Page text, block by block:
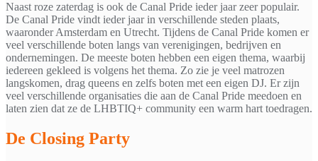
Naast roze zaterdag is ook de Canal Pride ieder jaar zeer populair.
De Canal Pride vindt ieder jaar in verschillende steden plaats,
waaronder Amsterdam en Utrecht. Tijdens de Canal Pride komen er
veel verschillende boten langs van verenigingen, bedrijven en
ondernemingen. De meeste boten hebben een eigen thema, waarbij
iedereen gekleed is volgens het thema. Zo zie je veel matrozen
langskomen, drag queens en zelfs boten met een eigen DJ. Er zijn
veel verschillende organisaties die aan de Canal Pride meedoen en
laten zien dat ze de LHBTIQ+ community een warm hart toedragen.
De Closing Party